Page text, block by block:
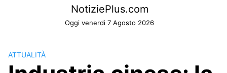
NotiziePlus.com
Oggi venerdì 7 Agosto 2026
ATTUALITÀ